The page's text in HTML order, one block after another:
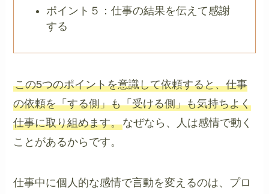
ポイント５：仕事の結果を伝えて感謝
する
この5つのポイントを意識して依頼すると、仕事
の依頼を「する側」も「受ける側」も気持ちよく
仕事に取り組めます。なぜなら、人は感情で動く
ことがあるからです。
仕事中に個人的な感情で言動を変えるのは、プロ